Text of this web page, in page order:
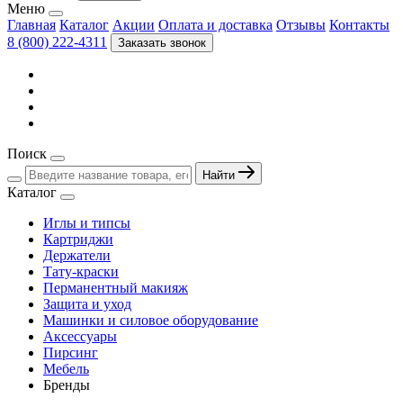
Меню
Главная Каталог Акции Оплата и доставка Отзывы Контакты
8 (800) 222-4311
Заказать звонок
Поиск
Найти
Каталог
Иглы и типсы
Картриджи
Держатели
Тату-краски
Перманентный макияж
Защита и уход
Машинки и силовое оборудование
Аксессуары
Пирсинг
Мебель
Бренды